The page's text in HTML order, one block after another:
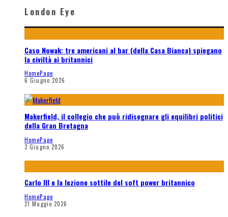
London Eye
Caso Nowak: tre americani al bar (della Casa Bianca) spiegano
la civiltà ai britannici
HomePage
6 Giugno 2026
Makerfield, il collegio che può ridisegnare gli equilibri politici
della Gran Bretagna
HomePage
3 Giugno 2026
Carlo III e la lezione sottile del soft power britannico
HomePage
21 Maggio 2026